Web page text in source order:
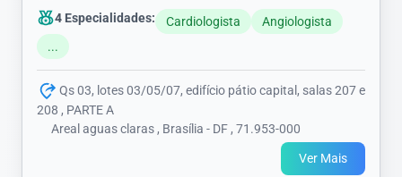
4 Especialidades:
Cardiologista
Angiologista
...
Qs 03, lotes 03/05/07, edifício pátio capital, salas 207 e
208 , PARTE A
Areal aguas claras , Brasília - DF , 71.953-000
Ver Mais